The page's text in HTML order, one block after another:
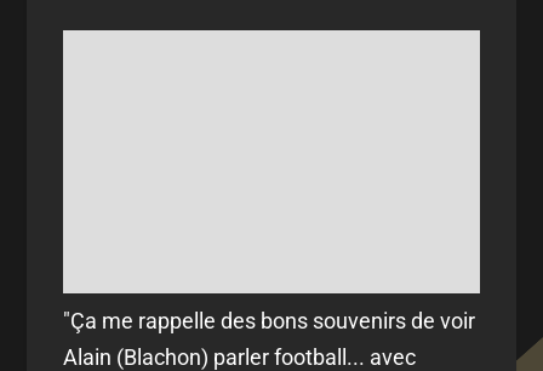
"Ça me rappelle des bons souvenirs de voir
Alain (Blachon) parler football... avec